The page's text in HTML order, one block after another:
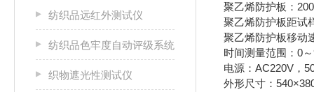
纺织品远红外测试仪
纺织品色牢度自动评级系统
织物遮光性测试仪
聚乙烯防护板：
聚乙烯防护板距试
聚乙烯防护板移动
时间测量范围：0
电源：AC220V，
外形尺寸：